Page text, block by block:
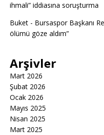
ihmali” iddiasına soruşturma
Buket - Bursaspor Başkanı
ölümü göze aldım”
Arşivler
Mart 2026
Şubat 2026
Ocak 2026
Mayıs 2025
Nisan 2025
Mart 2025